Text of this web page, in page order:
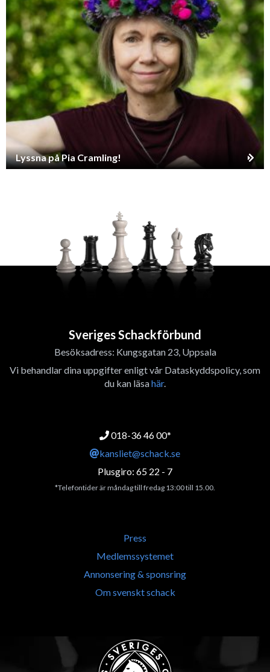
Lyssna på Pia Cramling!
Sveriges Schackförbund
Besöksadress: Kungsgatan 23, Uppsala
Vi behandlar dina uppgifter enligt vår Dataskyddspolicy, som
du kan läsahär.
018-36 46 00*
kansliet@schack.se
Plusgiro: 65 22 - 7
*Telefontider är måndag till fredag 13:00 till 15.00.
Press
Medlemssystemet
Annonsering & sponsring
Om svenskt schack